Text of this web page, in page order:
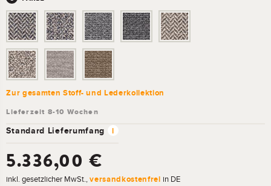
Zur gesamten Stoff- und Lederkollektion
Standard Lieferumfang i
5.336,00 €
inkl. gesetzlicher MwSt.,versandkostenfrei in DE